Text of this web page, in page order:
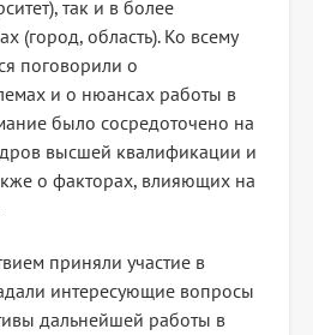
так и в более
(город, область). Ко всему
поговорили о
и о нюансах работы в
было сосредоточено на
высшей квалификации и
о факторах, влияющих на
приняли участие в
интересующие вопросы
дальнейшей работы в